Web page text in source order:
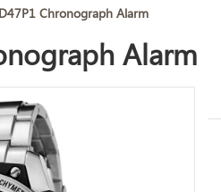
Chronograph Alarm
Alarm